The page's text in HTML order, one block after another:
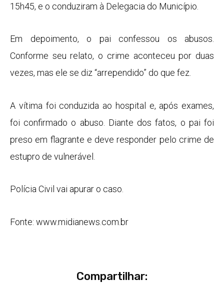
15h45, e o conduziram à Delegacia do Município.
Em depoimento, o pai confessou os abusos.
Conforme seu relato, o crime aconteceu por duas
vezes, mas ele se diz “arrependido” do que fez.
A vítima foi conduzida ao hospital e, após exames,
foi confirmado o abuso. Diante dos fatos, o pai foi
preso em flagrante e deve responder pelo crime de
estupro de vulnerável.
Polícia Civil vai apurar o caso.
Fonte: www.midianews.com.br
Compartilhar: